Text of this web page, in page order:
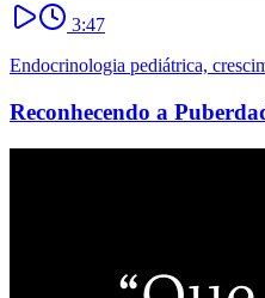
3:47
Endocrinologia pediátrica,
Reconhecendo a